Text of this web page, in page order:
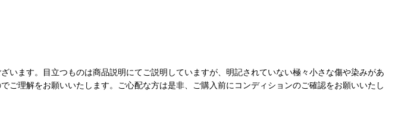
ます。目立つものは商品説明にてご説明していますが、明記されていない極々小さな傷や染みがあ
理解をお願いいたします。ご心配な方は是非、ご購入前にコンディションのご確認をお願いいたし